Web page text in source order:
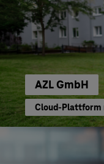
AZL GmbH
Cloud-Plattform